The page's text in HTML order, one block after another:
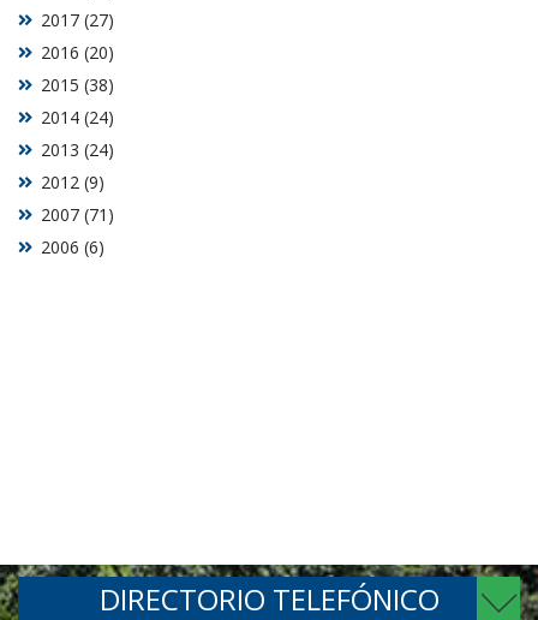
2006 (6)
2007 (71)
2012 (9)
2013 (24)
2014 (24)
2015 (38)
2016 (20)
2017 (27)
DIRECTORIO TELEFÓNICO